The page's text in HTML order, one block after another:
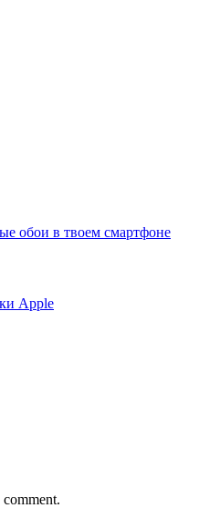
обои в твоем смартфоне
Apple
comment.